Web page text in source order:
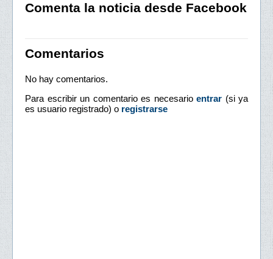
Comenta la noticia desde Facebook
Comentarios
No hay comentarios.
Para escribir un comentario es necesario entrar (si ya
es usuario registrado) o registrarse